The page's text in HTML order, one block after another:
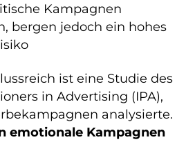
Kampagnen
bergen jedoch ein hohes
ist eine Studie des
in Advertising (IPA),
analysierte.
emotionale Kampagnen